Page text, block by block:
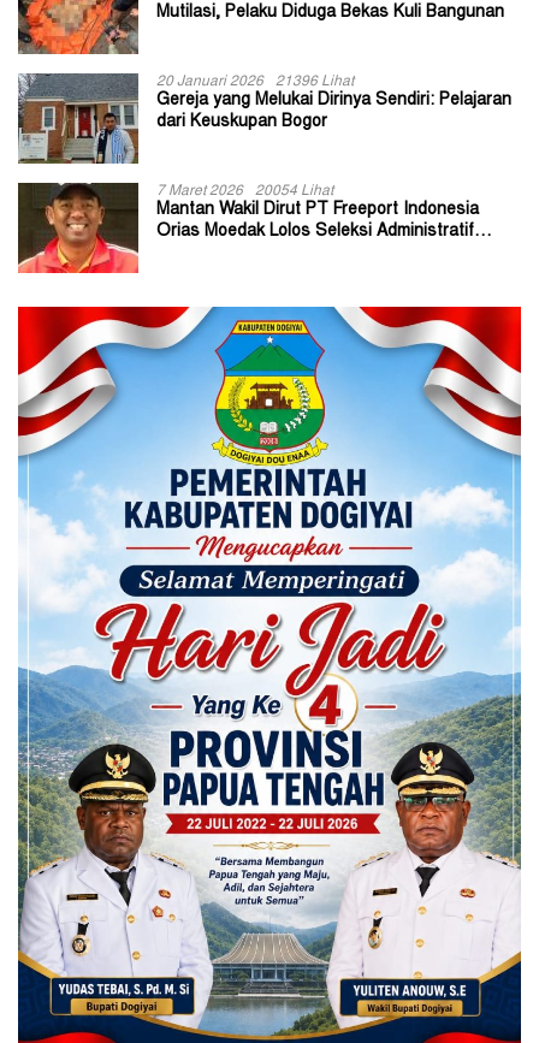
Mutilasi, Pelaku Diduga Bekas Kuli Bangunan
20 Januari 2026 21396 Lihat
Gereja yang Melukai Dirinya Sendiri: Pelajaran
dari Keuskupan Bogor
7 Maret 2026 20054 Lihat
Mantan Wakil Dirut PT Freeport Indonesia
Orias Moedak Lolos Seleksi Administratif